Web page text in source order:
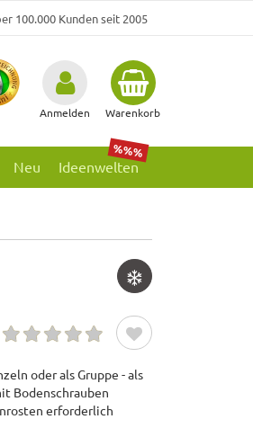
100.000 Kunden seit 2005
Anmelden Warenkorb
Ideenwelten
%%%
Neu
oder als Gruppe - als
Bodenschrauben
erforderlich